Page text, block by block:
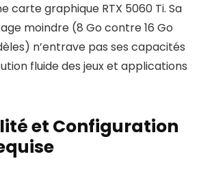
carte graphique RTX 5060 Ti. Sa
moindre (8 Go contre 16 Go
n’entrave pas ses capacités
fluide des jeux et applications
et Configuration